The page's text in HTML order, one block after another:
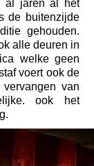
- Huizen
jaren al het
de buitenzijde
gehouden.
alle deuren in